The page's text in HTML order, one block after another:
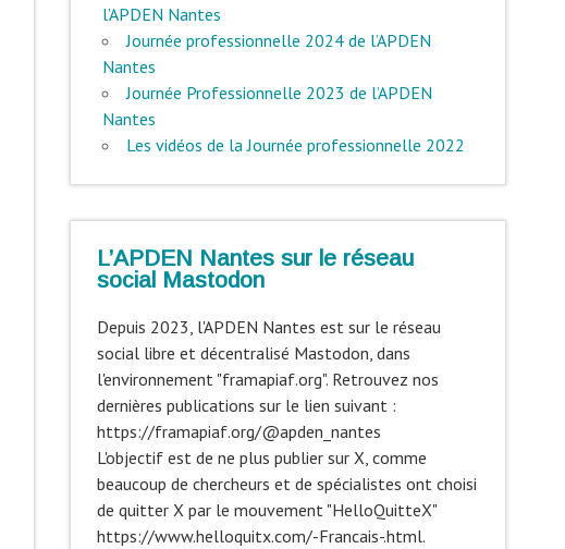
l’APDEN Nantes
Journée professionnelle 2024 de l’APDEN
Nantes
Journée Professionnelle 2023 de l’APDEN
Nantes
Les vidéos de la Journée professionnelle 2022
L’APDEN Nantes sur le réseau
social Mastodon
Depuis 2023, l'APDEN Nantes est sur le réseau
social libre et décentralisé Mastodon, dans
l'environnement "framapiaf.org". Retrouvez nos
dernières publications sur le lien suivant :
https://framapiaf.org/@apden_nantes
L'objectif est de ne plus publier sur X, comme
beaucoup de chercheurs et de spécialistes ont choisi
de quitter X par le mouvement "HelloQuitteX"
https://www.helloquitx.com/-Francais-.html.